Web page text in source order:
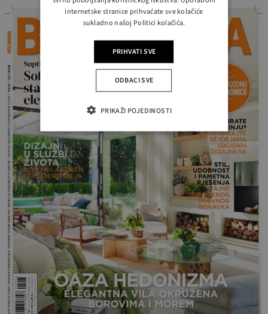
internetske stranice prihvaćate sve kolačiće
sukladno našoj Politici kolačića.
PRIHVATI SVE
ODBACI SVE
PRIKAŽI POJEDINOSTI